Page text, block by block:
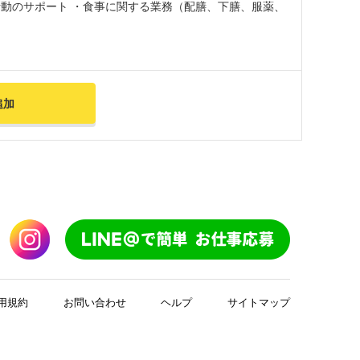
のサポート ・食事に関する業務（配膳、下膳、服薬、
規約 お問い合わせ ヘルプ サイトマップ